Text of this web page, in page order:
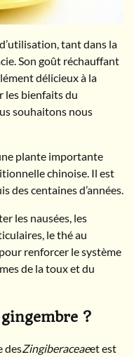
tant dans la
Son goût réchauffant
délicieux à la
les bienfaits du
souhaitons nous
plante importante
chinoise. Il est
des centaines d’années.
les nausées, les
le thé au
renforcer le système
de la toux et du
?
desZingiberaceaeet est